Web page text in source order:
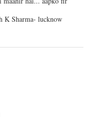
K Sharma- lucknow